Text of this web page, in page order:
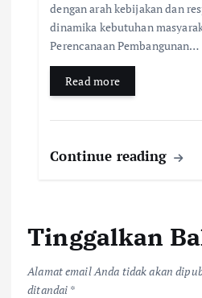
dengan arah kebijakan dan
dinamika kebutuhan
Perencanaan Pembangunan…
Read more
Continue reading
Tinggalkan
Alamat email Anda tidak akan
ditandai *